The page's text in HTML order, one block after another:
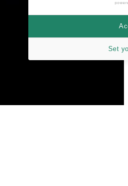
Set